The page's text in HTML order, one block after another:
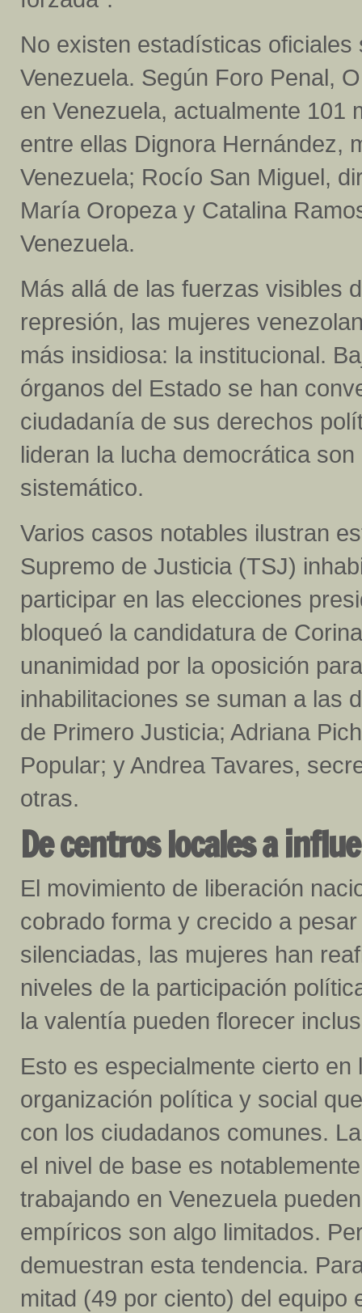
No existen estadísticas
Venezuela. Según Foro Penal,
en Venezuela, actualmente 101
entre ellas Dignora Hernández,
Venezuela; Rocío San Miguel,
María Oropeza y Catalina
Venezuela.
Más allá de las fuerzas visibles
represión, las mujeres
más insidiosa: la institucional.
órganos del Estado se han
ciudadanía de sus derechos
lideran la lucha democrática
sistemático.
Varios casos notables ilustran
Supremo de Justicia (TSJ)
participar en las elecciones
bloqueó la candidatura de
unanimidad por la oposición
inhabilitaciones se suman a las
de Primero Justicia; Adriana
Popular; y Andrea Tavares,
otras.
De centros locales a
El movimiento de liberación
cobrado forma y crecido a
silenciadas, las mujeres han
niveles de la participación
la valentía pueden florecer
Esto es especialmente cierto
organización política y social
con los ciudadanos comunes.
el nivel de base es
trabajando en Venezuela
empíricos son algo limitados.
demuestran esta tendencia.
mitad (49 por ciento) del equipo